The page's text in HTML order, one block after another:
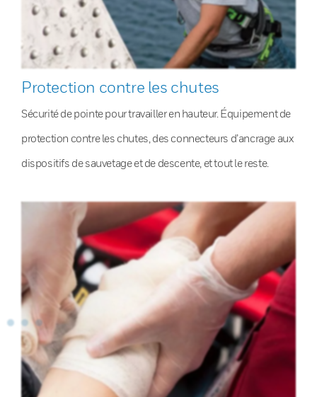
Protection contre les chutes
Sécurité de pointe pour travailler en hauteur. Équipement de
protection contre les chutes, des connecteurs d’ancrage aux
dispositifs de sauvetage et de descente, et tout le reste.